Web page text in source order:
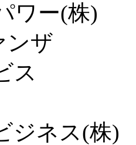
ワー(株)
ンザ
ス
ジネス(株)